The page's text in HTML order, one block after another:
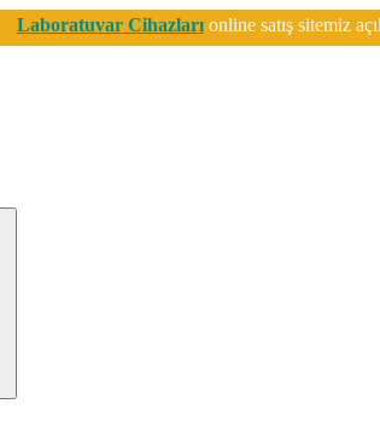
Laboratuvar Cihazlarıonline satış sitemiz